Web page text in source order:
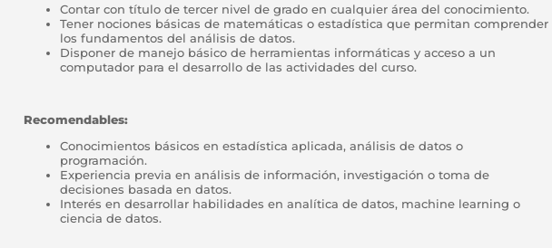
Contar con título de tercer nivel de grado en cualquier área del conocimiento.
Tener nociones básicas de matemáticas o estadística que permitan comprender
los fundamentos del análisis de datos.
Disponer de manejo básico de herramientas informáticas y acceso a un
computador para el desarrollo de las actividades del curso.
Recomendables:
Conocimientos básicos en estadística aplicada, análisis de datos o
programación.
Experiencia previa en análisis de información, investigación o toma de
decisiones basada en datos.
Interés en desarrollar habilidades en analítica de datos, machine learning o
ciencia de datos.